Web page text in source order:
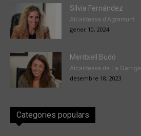
Sílvia Fernández
Alcaldessa d'Agramunt
gener 10, 2024
Meritxell Budó
Alcaldessa de La Garriga
desembre 18, 2023
Categories populars